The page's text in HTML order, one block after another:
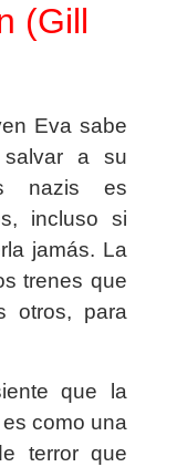
(Gill
Eva sabe
a su
nazis es
incluso si
jamás. La
trenes que
otros, para
que la
como una
terror que